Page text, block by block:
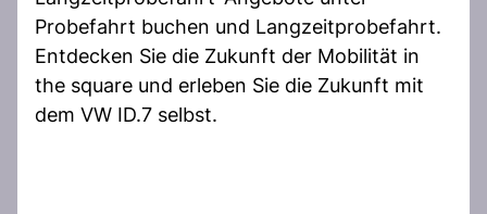
Probefahrt buchen und Langzeitprobefahrt.
Entdecken Sie die Zukunft der Mobilität in
the square und erleben Sie die Zukunft mit
dem VW ID.7 selbst.